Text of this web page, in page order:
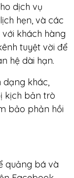
dịch vụ
hẹn, và các
khách hàng
tuyệt vời để
hệ dài hạn.
dạng khác,
kịch bản trò
bảo phản hồi
quảng bá và